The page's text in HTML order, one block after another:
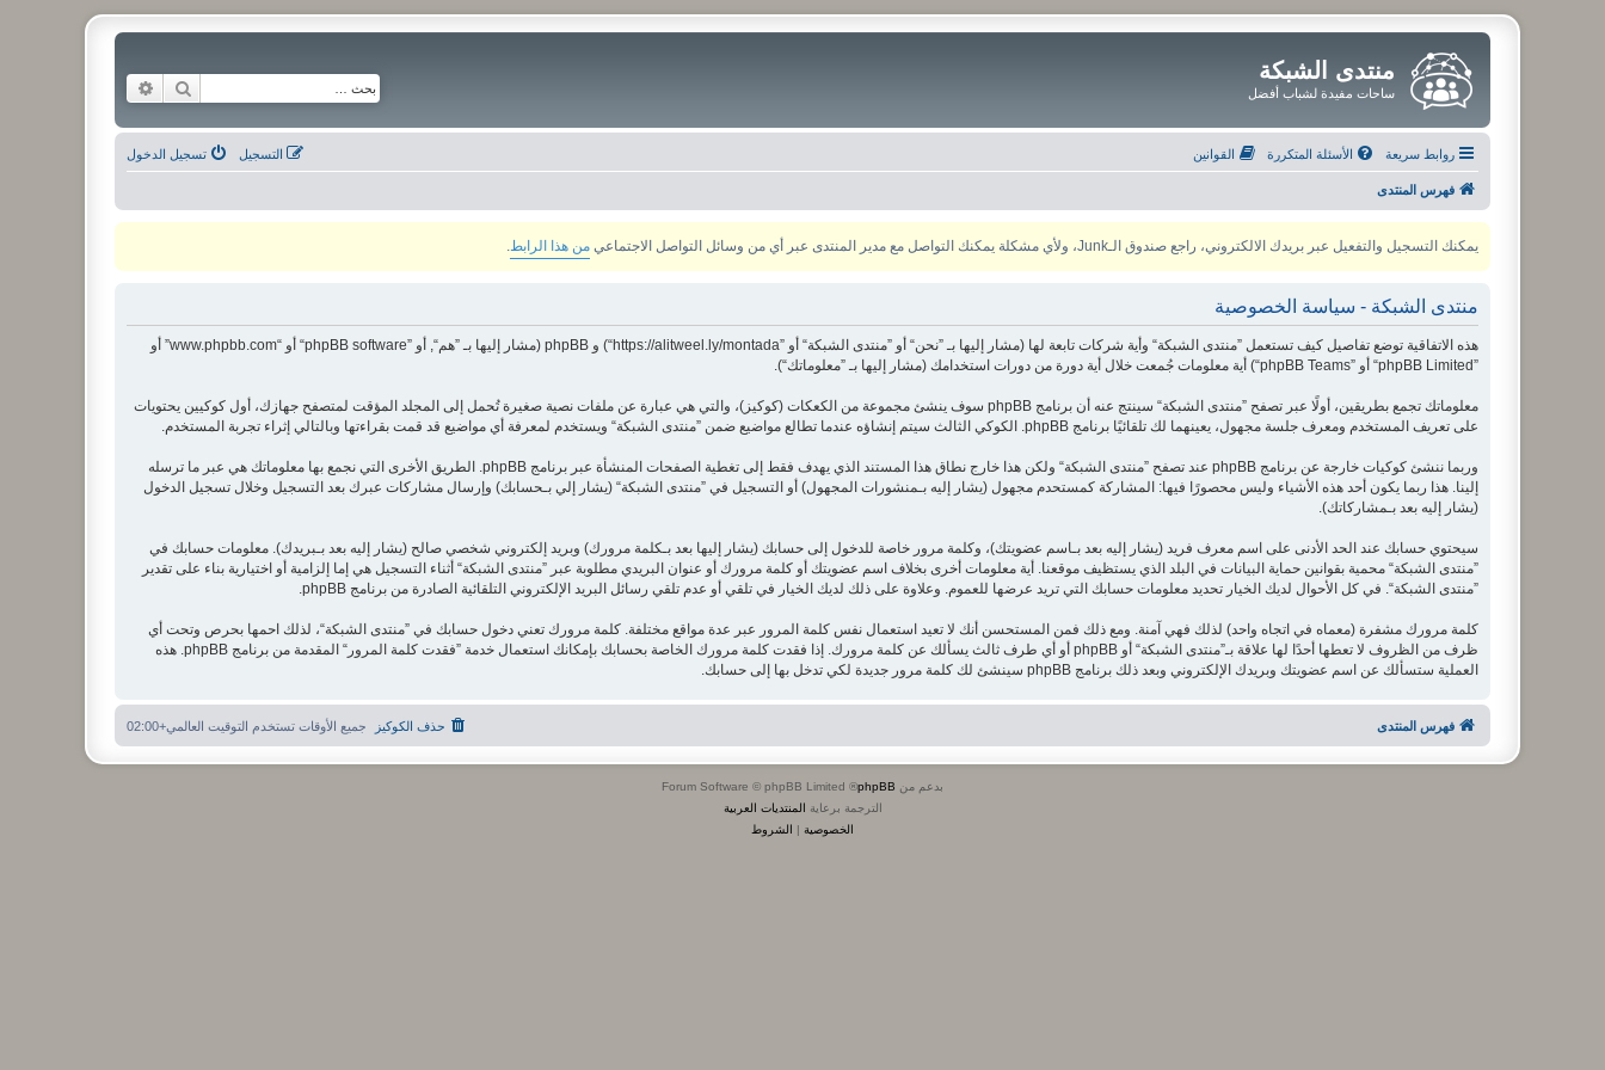
منتدى الشبكة
ساحات مفيدة لشباب أفضل بحث
روابط سريعة الأسئلة المتكررة القوانين تسجيل الدخول التسجيل
فهرس المنتدى
يمكنك التسجيل والتفعيل عبر بريدك الالكتروني، راجع صندوق الـJunk، ولأي مشكلة يمكنك التواصل مع مدير المنتدى عبر أي من وسائل التواصل الاجتماعي من هذا الرابط
منتدى الشبكة - سياسة الخصوصية
هذه الاتفاقية توضع تفاصيل كيف تستعمل ”منتدى الشبكة“ وأية شركات تابعة لها (مشار إليها بـ ”نحن“ أو ”منتدى الشبكة“ أو ”https://alitweel.ly/montada“) و phpBB (مشار إليها بـ ”هم“, أو ”phpBB software“ أو “www.phpbb.com” أو
”phpBB Limited“ أو ”phpBB Teams“) أية معلومات جُمعت خلال أية دورة من دورات استخدامك (مشار إليها بـ ”معلوماتك“).
معلوماتك تجمع بطريقين، أولًا عبر تصفح ”منتدى الشبكة“ سينتج عنه أن برنامج phpBB سوف ينشئ مجموعة من الكعكات (كوكيز)، والتي هي عبارة عن ملفات نصية صغيرة تُحمل إلى المجلد المؤقت لمتصفح جهازك، أول كوكيين يحتويات
على تعريف المستخدم ومعرف جلسة مجهول، يعينهما لك تلقائيًا برنامج phpBB. الكوكي الثالث سيتم إنشاؤه عندما تطالع مواضيع ضمن ”منتدى الشبكة“ ويستخدم لمعرفة أي مواضيع قد قمت بقراءتها وبالتالي إثراء تجربة المستخدم.
وربما ننشئ كوكيات خارجة عن برنامج phpBB عند تصفح ”منتدى الشبكة“ ولكن هذا خارج نطاق هذا المستند الذي يهدف فقط إلى تغطية الصفحات المنشأة عبر برنامج phpBB. الطريق الأخرى التي نجمع بها معلوماتك هي عبر ما ترسله
إلينا. هذا ربما يكون أحد هذه الأشياء وليس محصورًا فيها: المشاركة كمستحدم مجهول (يشار إليه بـمنشورات المجهول) أو التسجيل في ”منتدى الشبكة“ (يشار إلي بـحسابك) وإرسال مشاركات عبرك بعد التسجيل وخلال تسجيل الدخول
(يشار إليه بعد بـمشاركاتك).
سيحتوي حسابك عند الحد الأدنى على اسم معرف فريد (يشار إليه بعد بـاسم عضويتك)، وكلمة مرور خاصة للدخول إلى حسابك (يشار إليها بعد بـكلمة مرورك) وبريد إلكتروني شخصي صالح (يشار إليه بعد بـبريدك). معلومات حسابك في
”منتدى الشبكة“ محمية بقوانين حماية البيانات في البلد الذي يستظيف موقعنا. أية معلومات أخرى بخلاف اسم عضويتك أو كلمة مرورك أو عنوان البريدي مطلوبة عبر ”منتدى الشبكة“ أثناء التسجيل هي إما إلزامية أو اختيارية بناء على تقدير
”منتدى الشبكة“. في كل الأحوال لديك الخيار تحديد معلومات حسابك التي تريد عرضها للعموم. وعلاوة على ذلك لديك الخيار في تلقي أو عدم تلقي رسائل البريد الإلكتروني التلقائية الصادرة من برنامج phpBB.
كلمة مرورك مشفرة (معماه في اتجاه واحد) لذلك فهي آمنة. ومع ذلك فمن المستحسن أنك لا تعيد استعمال نفس كلمة المرور عبر عدة مواقع مختلفة. كلمة مرورك تعني دخول حسابك في ”منتدى الشبكة“، لذلك احمها بحرص وتحت أي
ظرف من الظروف لا تعطها أحدًا لها علاقة بـ”منتدى الشبكة“ أو phpBB أو أي طرف ثالث يسألك عن كلمة مرورك. إذا فقدت كلمة مرورك الخاصة بحسابك بإمكانك استعمال خدمة ”فقدت كلمة المرور“ المقدمة من برنامج phpBB. هذه
العملية ستسألك عن اسم عضويتك وبريدك الإلكتروني وبعد ذلك برنامج phpBB سينشئ لك كلمة مرور جديدة لكي تدخل بها إلى حسابك.
فهرس المنتدى جميع الأوقات تستخدم التوقيت العالمي+02:00 حذف الكوكيز
بدعم من phpBB
® Forum Software © phpBB Limited
الترجمة برعاية المنتديات العربية
الخصوصية | الشروط